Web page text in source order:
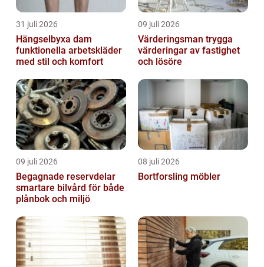
31 juli 2026
Hängselbyxa dam
funktionella arbetskläder
med stil och komfort
09 juli 2026
Värderingsman trygga
värderingar av fastighet
och lösöre
09 juli 2026
Begagnade reservdelar
smartare bilvård för både
plånbok och miljö
08 juli 2026
Bortforsling möbler